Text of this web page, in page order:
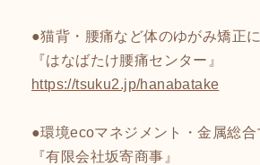
●猫背・腰痛など体のゆがみ矯正に
『はなばたけ腰痛センター』
https://tsuku2.jp/hanabatake
●環境ecoマネジメント・金属総合
『有限会社坂寄商事』